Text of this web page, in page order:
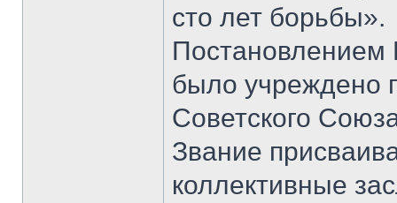
сто лет борьбы».
было учреждено
Советского
Звание
коллективные